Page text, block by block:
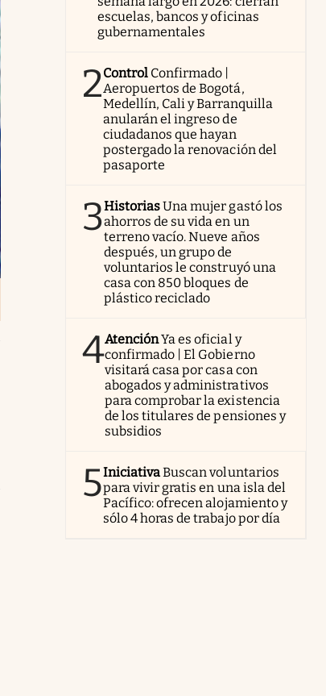
escuelas, bancos y oficinas
gubernamentales
2Control Confirmado |
Aeropuertos de Bogotá,
Medellín, Cali y Barranquilla
anularán el ingreso de
ciudadanos que hayan
postergado la renovación del
pasaporte
3HistoriasUna mujer gastó los
ahorros de su vida en un
terreno vacío. Nueve años
después, un grupo de
voluntarios le construyó una
casa con 850 bloques de
plástico reciclado
4AtenciónYa es oficial y
confirmado | El Gobierno
visitará casa por casa con
abogados y administrativos
para comprobar la existencia
de los titulares de pensiones y
subsidios
5IniciativaBuscan voluntarios
para vivir gratis en una isla del
Pacífico: ofrecen alojamiento y
sólo 4 horas de trabajo por día